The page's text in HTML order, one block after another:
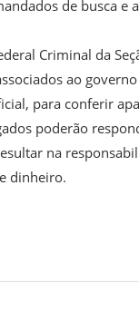
de busca e
Criminal da
ao
para conferir
poderão
na
dinheiro.